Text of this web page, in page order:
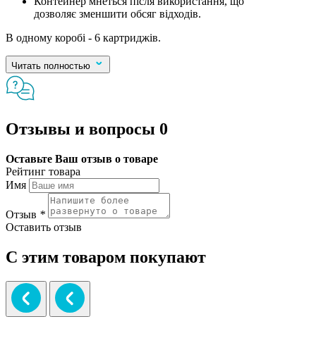
дозволяє зменшити обсяг відходів.
В одному коробі - 6 картриджів.
Читать полностью
Отзывы и вопросы 0
Оставьте Ваш отзыв о товаре
Рейтинг товара
Имя
Отзыв *
Оставить отзыв
С этим товаром покупают